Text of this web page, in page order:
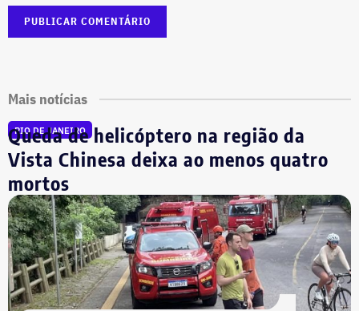
Mais notícias
RIO DE JANEIRO
Queda de helicóptero na região da
Vista Chinesa deixa ao menos quatro
mortos